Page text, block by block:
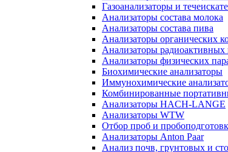
Газоанализаторы и
Анализаторы состава молока
Анализаторы состава пива
Анализаторы органических
Анализаторы радиоактивных
Анализаторы физических
Биохимические анализаторы
Иммунохимические
Комбинированные
Анализаторы HACH-LANGE
Анализаторы WTW
Отбор проб и
Анализаторы Anton Paar
Анализ почв, грунтовых и